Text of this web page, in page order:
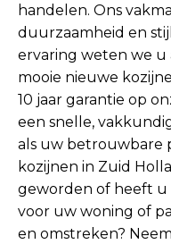
handelen. Ons
duurzaamheid en
ervaring weten we
mooie nieuwe
10 jaar garantie op
een snelle,
als uw betrouwbare
kozijnen in Zuid
geworden of heeft u
voor uw woning of
en omstreken?